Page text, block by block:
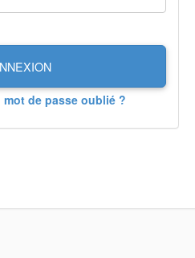
de passe oublié ?